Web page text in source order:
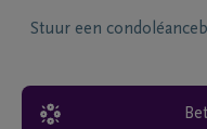
Stuur een